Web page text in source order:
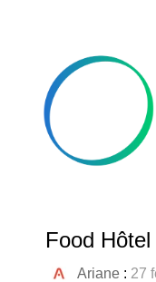
Food
Ariane : 27